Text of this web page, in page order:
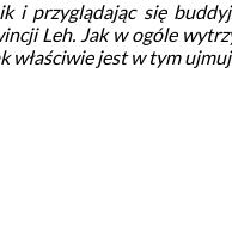
i przyglądając się
Leh. Jak w ogóle
właściwie jest w tym